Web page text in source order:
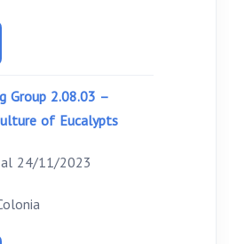
Group 2.08.03 –
of Eucalypts
24/11/2023